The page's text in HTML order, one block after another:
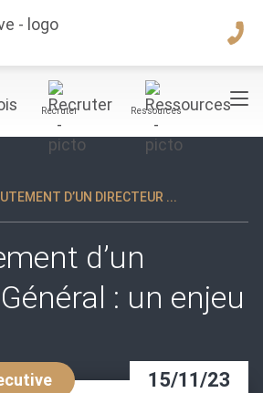
Recruter Ressources
D’UN DIRECTEUR ...
d’un
: un enjeu
15/11/23